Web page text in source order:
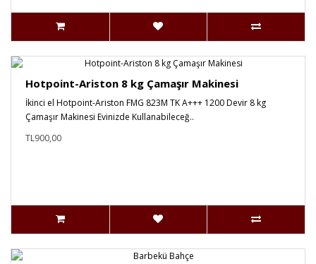
Hotpoint-Ariston 8 kg Çamaşır Makinesi
İkinci el Hotpoint-Ariston FMG 823M TK A+++ 1200 Devir 8 kg
Çamaşır Makinesi Evinizde Kullanabileceğ..
TL900,00